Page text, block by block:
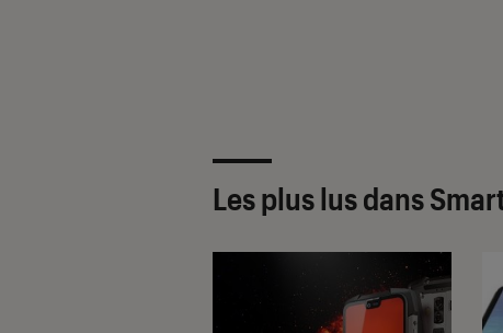
Les plus lus dans